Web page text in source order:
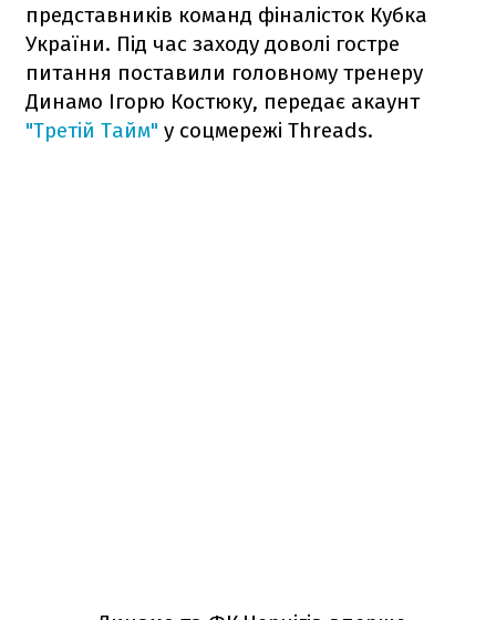
представників команд фіналісток Кубка
України. Під час заходу доволі гостре
питання поставили головному тренеру
Динамо Ігорю Костюку, передає акаунт
"Третій Тайм" у соцмережі Threads.